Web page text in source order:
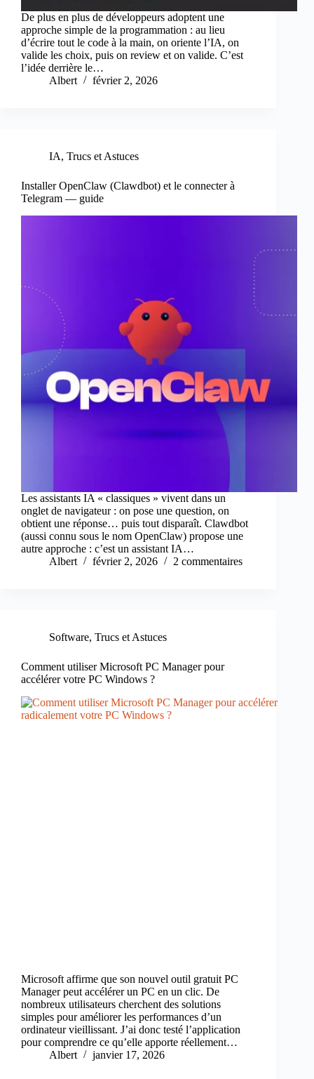
De plus en plus de développeurs adoptent une
approche simple de la programmation : au lieu
d’écrire tout le code à la main, on oriente l’IA, on
valide les choix, puis on review et on valide. C’est
l’idée derrière le…
Albert
février 2, 2026
IA, Trucs et Astuces
Installer OpenClaw (Clawdbot) et le connecter à
Telegram — guide
Les assistants IA « classiques » vivent dans un
onglet de navigateur : on pose une question, on
obtient une réponse… puis tout disparaît. Clawdbot
(aussi connu sous le nom OpenClaw) propose une
autre approche : c’est un assistant IA…
Albert
février 2, 2026 2 commentaires
Software, Trucs et Astuces
Comment utiliser Microsoft PC Manager pour
accélérer votre PC Windows ?
Microsoft affirme que son nouvel outil gratuit PC
Manager peut accélérer un PC en un clic. De
nombreux utilisateurs cherchent des solutions
simples pour améliorer les performances d’un
ordinateur vieillissant. J’ai donc testé l’application
pour comprendre ce qu’elle apporte réellement…
Albert
janvier 17, 2026